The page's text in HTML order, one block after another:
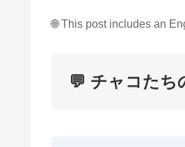
🌐 This post includes an
💬 チャコた